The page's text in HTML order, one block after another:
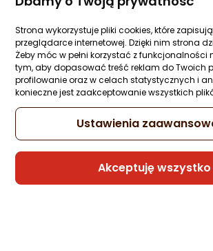
Strona wykorzystuje pliki cookies, które
przeglądarce internetowej. Dzięki nim strona
Żeby móc w pełni korzystać z funkcjonalności
tym, aby dopasować treść reklam do Twoich
profilowanie oraz w celach statystycznych i
konieczne jest zaakceptowanie wszystkich
Ustawienia
Akceptuję wszystko